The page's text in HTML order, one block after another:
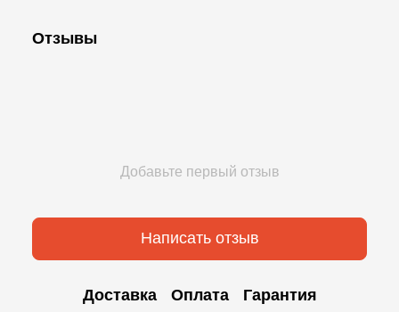
Отзывы
Добавьте первый отзыв
Написать отзыв
Доставка Оплата Гарантия